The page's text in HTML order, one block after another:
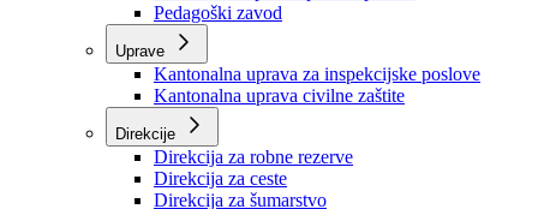
Zavod zdravstvenog osiguranja
Zavod za javno zdravstvo
Zavod za besplatnu pravnu pomoć
Pedagoški zavod
Kantonalna uprava za inspekcijske poslove
Kantonalna uprava civilne zaštite
Direkcije